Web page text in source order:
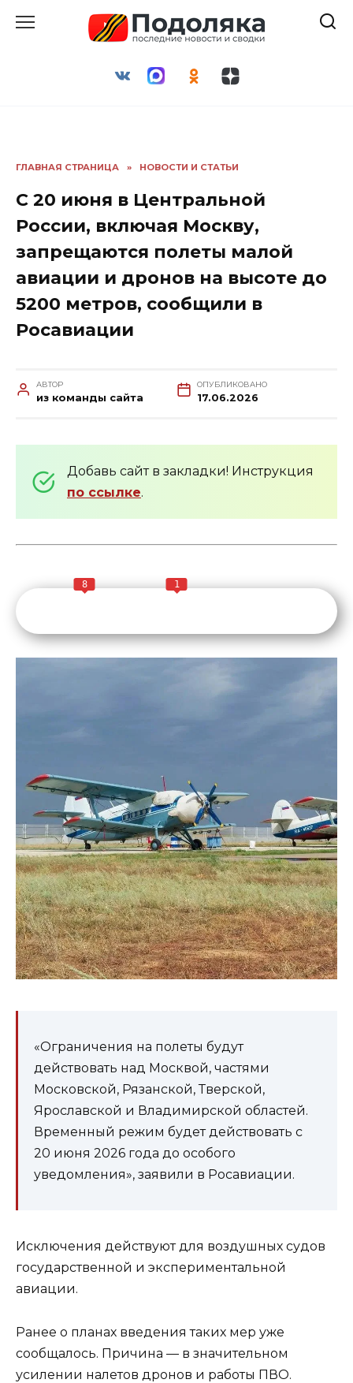
ГЛАВНАЯ СТРАНИЦА » НОВОСТИ И СТАТЬИ
С 20 июня в Центральной
России, включая Москву,
запрещаются полеты малой
авиации и дронов на высоте до
5200 метров, сообщили в
Росавиации
АВТОР
из команды сайта
ОПУБЛИКОВАНО
17.06.2026
Добавь сайт в закладки! Инструкция
по ссылке.
8 1
«Ограничения на полеты будут
действовать над Москвой, частями
Московской, Рязанской, Тверской,
Ярославской и Владимирской областей.
Временный режим будет действовать с
20 июня 2026 года до особого
уведомления», заявили в Росавиации.
Исключения действуют для воздушных судов
государственной и экспериментальной
авиации.
Ранее о планах введения таких мер уже
сообщалось. Причина — в значительном
усилении налетов дронов и работы ПВО.